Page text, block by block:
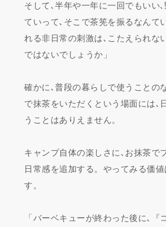
そして､半年や一年に一回でもいい
ていって､そこで茶筅を振るなんて
れる非日常の刺激は､こたえられな
ではないでしょうか」
確かに､普段の暮らしで使うことの
で抹茶をいただくという場面には､
うことはありえません。
キャンプ自体の楽しさに､お抹茶で
日常感を追加する。やってみる価
す。
「バーベキューが終わった後に､『